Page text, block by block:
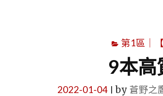
第1區｜
9本高
2022-01-04 by 蒼野之